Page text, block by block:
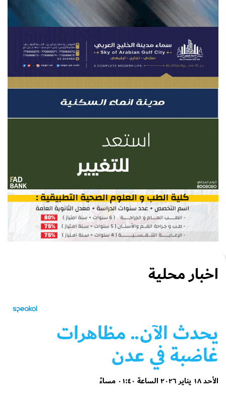
اخبار محلية
يحدث الآن.. مظاهرات
غاضبة في عدن
الأحد ١٨ يناير ٢٠٢٦ الساعة ٠١:٤٠ مساءً